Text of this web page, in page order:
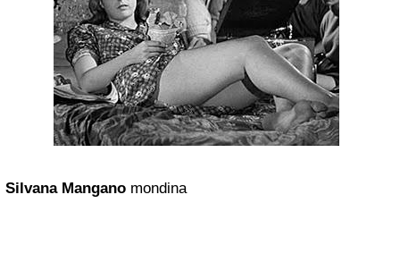
Silvana Mangano mondina